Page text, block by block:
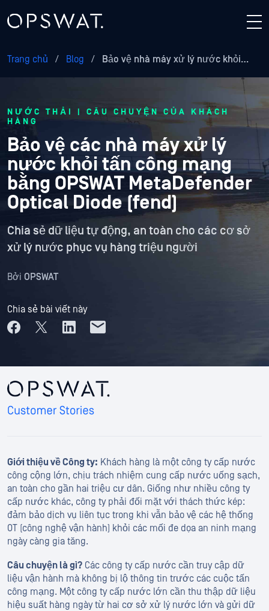
Trang chủ / Blog / Bảo vệ nhà máy xử lý nước khỏi…
NƯỚC THẢI | CÂU CHUYỆN CỦA KHÁCH
HÀNG
Bảo vệ các nhà máy xử lý
nước khỏi tấn công mạng
bằng OPSWAT MetaDefender
Optical Diode (fend)
Chia sẻ dữ liệu tự động, an toàn cho các cơ sở
xử lý nước phục vụ hàng triệu người
Bởi OPSWAT
Chia sẻ bài viết này
Giới thiệu về Công ty: Khách hàng là một công ty cấp nước
công cộng lớn, chịu trách nhiệm cung cấp nước uống sạch,
an toàn cho gần hai triệu cư dân. Giống như nhiều công ty
cấp nước khác, công ty phải đối mặt với thách thức kép:
đảm bảo dịch vụ liên tục trong khi vẫn bảo vệ các hệ thống
OT (công nghệ vận hành) khỏi các mối đe dọa an ninh mạng
ngày càng gia tăng.
Câu chuyện là gì? Các công ty cấp nước cần truy cập dữ
liệu vận hành mà không bị lộ thông tin trước các cuộc tấn
công mạng. Một công ty cấp nước lớn cần thu thập dữ liệu
hiệu suất hàng ngày từ hai cơ sở xử lý nước lớn và gửi dữ